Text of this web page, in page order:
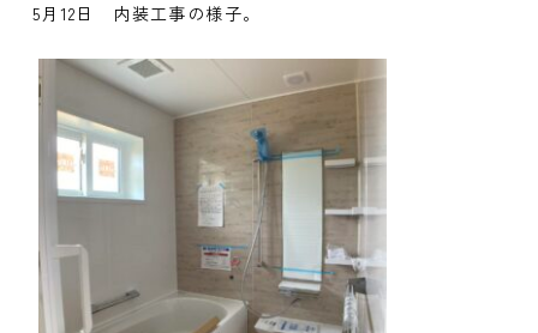
5月12日 内装工事の様子。